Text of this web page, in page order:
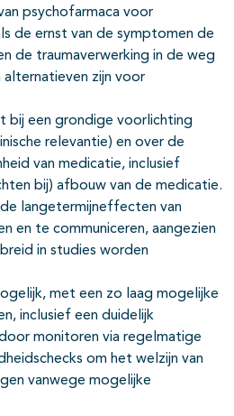
psychofarmaca voor
de ernst van de symptomen de
de traumaverwerking in de weg
zijn voor
bij een grondige voorlichting
relevantie) en over de
van medicatie, inclusief
bij) afbouw van de medicatie.
langetermijneffecten van
en te communiceren, aangezien
in studies worden
met een zo laag mogelijke
inclusief een duidelijk
monitoren via regelmatige
om het welzijn van
vanwege mogelijke